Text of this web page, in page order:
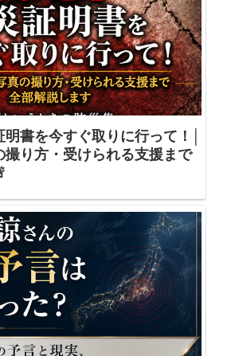
書を今すぐ取りに行って！│
撮り方・受けられる支援まで